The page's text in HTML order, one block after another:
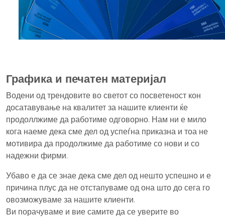
Графика и печатен материјал
Водени од трендовите во светот со посветеност кон
досатавување на квалитет за нашите клиенти ќе
продоллжиме да работиме одговорно. Нам ни е мило
кога наеме дека сме дел од успеѓна приказна и тоа не
мотивира да продолжиме да работиме со нови и со
надежни фирми.
Убаво е да се знае дека сме дел од нешто успешно и е
причина плус да не отстапуваме од она што до сега го
овозможуваме за нашите клиенти.
Ви порачуваме и вие самите да се уверите во